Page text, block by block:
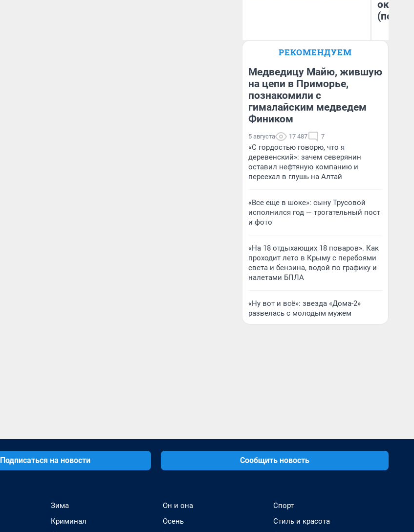
Екатерина Торопова
недвижимости
(почти
РЕКОМЕНДУЕМ
Медведицу Майю, жившую
на цепи в Приморье,
познакомили с
гималайским медведем
Фиником
5 августа 17 487 7
«С гордостью говорю, что я
деревенский»: зачем северянин
оставил нефтяную компанию и
переехал в глушь на Алтай
«Все еще в шоке»: сыну Трусовой
исполнился год — трогательный пост
и фото
«На 18 отдыхающих 18 поваров». Как
проходит лето в Крыму с перебоями
света и бензина, водой по графику и
налетами БПЛА
«Ну вот и всё»: звезда «Дома-2»
развелась с молодым мужем
Подписаться на новости Сообщить новость
Зима
Криминал
Он и она
Осень
Спорт
Стиль и красота